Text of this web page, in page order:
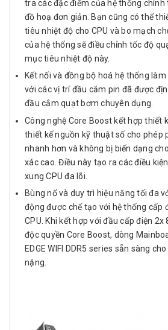
tra các đặc điểm của hệ thống chính
đồ hoạ đơn giản. Bạn cũng có thể
tiêu nhiệt độ cho CPU và bo mạch
của hệ thống sẽ điều chỉnh tốc độ
mục tiêu nhiệt độ này.
Kết nối và đồng bộ hoá hệ thống
với các vị trí đầu cắm pin đã được
đầu cắm quạt bơm chuyên dụng.
Công nghệ Core Boost kết hợp thiết
thiết kế nguồn kỹ thuật số cho phép
nhanh hơn và không bị biến dạng
xác cao. Điều này tạo ra các điều
xung CPU đa lõi.
Bùng nổ và duy trì hiệu năng tối đa
động được chế tạo với hệ thống cấp
CPU. Khi kết hợp với đầu cấp điện 2x
độc quyền Core Boost, dòng
EDGE WIFI DDR5 series sẵn sàng
nặng.